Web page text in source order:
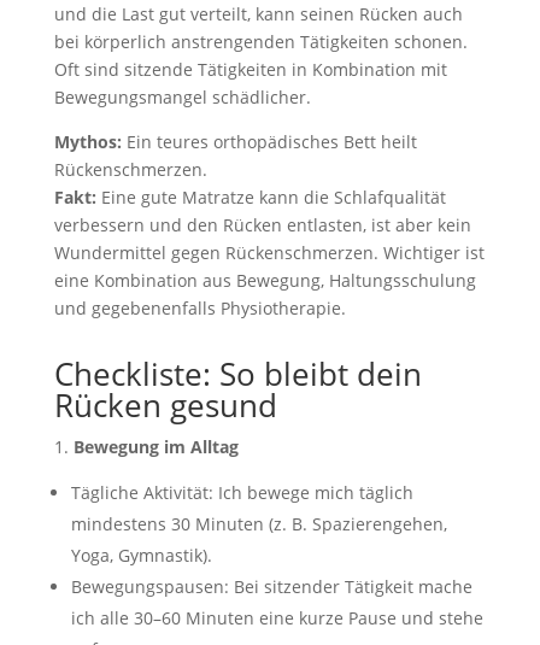
und die Last gut verteilt, kann seinen Rücken auch
bei körperlich anstrengenden Tätigkeiten schonen.
Oft sind sitzende Tätigkeiten in Kombination mit
Bewegungsmangel schädlicher.
Mythos: Ein teures orthopädisches Bett heilt
Rückenschmerzen.
Fakt: Eine gute Matratze kann die Schlafqualität
verbessern und den Rücken entlasten, ist aber kein
Wundermittel gegen Rückenschmerzen. Wichtiger ist
eine Kombination aus Bewegung, Haltungsschulung
und gegebenenfalls Physiotherapie.
Checkliste: So bleibt dein
Rücken gesund
1. Bewegung im Alltag
Tägliche Aktivität: Ich bewege mich täglich
mindestens 30 Minuten (z. B. Spazierengehen,
Yoga, Gymnastik).
Bewegungspausen: Bei sitzender Tätigkeit mache
ich alle 30–60 Minuten eine kurze Pause und stehe